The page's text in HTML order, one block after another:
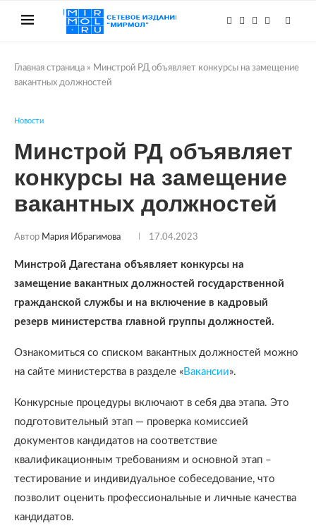
Главная страница » Минстрой РД объявляет конкурсы на замещение
вакантных должностей
Новости
Минстрой РД объявляет
конкурсы на замещение
вакантных должностей
Автор Мария Ибрагимова 17.04.2023
Минстрой Дагестана объявляет конкурсы на
замещение вакантных должностей государственной
гражданской службы и на включение в кадровый
резерв министерства главной группы должностей.
Ознакомиться со списком вакантных должностей можно
на сайте министерства в разделе «Вакансии».
Конкурсные процедуры включают в себя два этапа. Это
подготовительный этап — проверка комиссией
документов кандидатов на соответствие
квалификационным требованиям и основной этап –
тестирование и индивидуальное собеседование, что
позволит оценить профессиональные и личные качества
кандидатов.